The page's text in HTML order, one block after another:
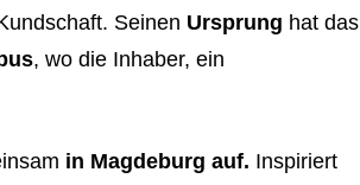
Seinen Ursprung hat das
, wo die Inhaber, ein
in Magdeburg auf. Inspiriert